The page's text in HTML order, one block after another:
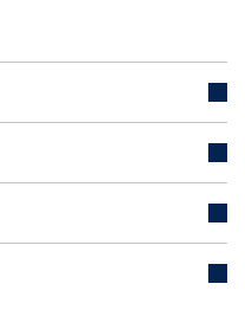
de ligne